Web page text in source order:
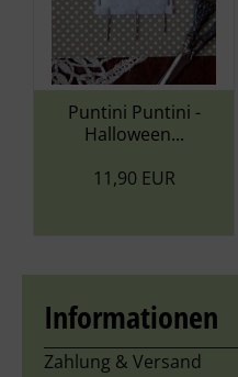
Puntini Puntini -
Halloween...
11,90 EUR
Informationen
Zahlung & Versand